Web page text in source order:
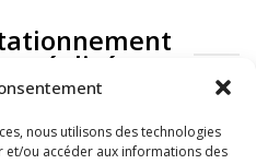
nous utilisons des technologies
ou accéder aux informations des
réalisés